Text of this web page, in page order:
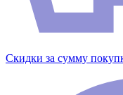
Скидки за сумму